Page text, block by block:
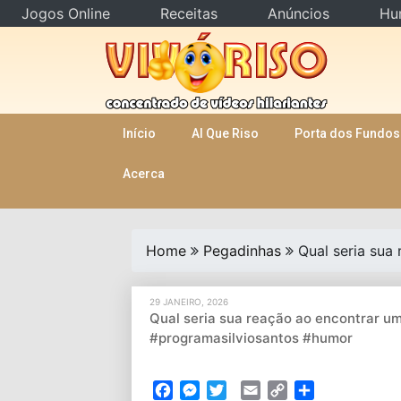
Início AI Que Riso Porta dos Fundos
Acerca
Home Pegadinhas Qual seria
29 JANEIRO, 2026
Qual seria sua reação ao encontrar
#programasilviosantos #humor
FacebookMessenger
TwitterEmail Copy
Jogos Online Receitas Anúncios